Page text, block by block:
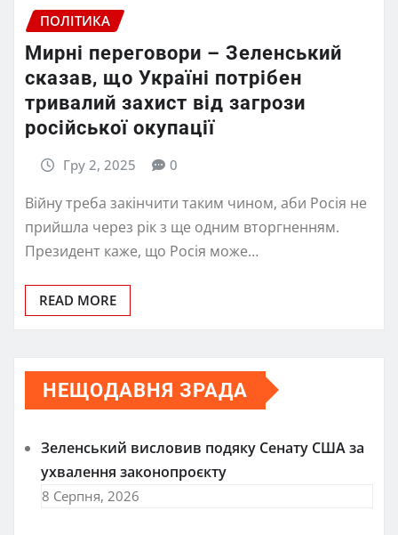
ПОЛІТИКА
Мирні переговори – Зеленський
сказав, що Україні потрібен
тривалий захист від загрози
російської окупації
Гру 2, 2025 0
Війну треба закінчити таким чином, аби Росія не
прийшла через рік з ще одним вторгненням.
Президент каже, що Росія може…
READ MORE
НЕЩОДАВНЯ ЗРАДА
Зеленський висловив подяку Сенату США за
ухвалення законопроєкту
8 Серпня, 2026